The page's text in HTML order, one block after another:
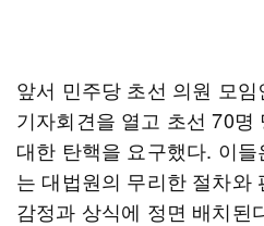
앞서 민주당 초선 의원 모임
기자회견을 열고 초선 70명
대한 탄핵을 요구했다. 이들
는 대법원의 무리한 절차와
감정과 상식에 정면 배치된